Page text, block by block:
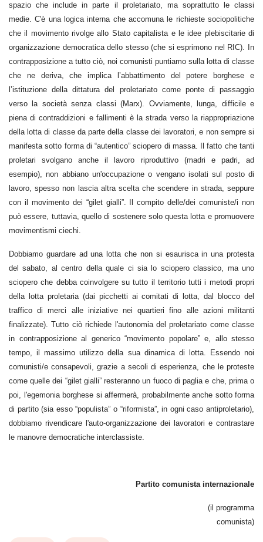
spazio che include in parte il proletariato, ma soprattutto le classi
medie. C'è una logica interna che accomuna le richieste sociopolitiche
che il movimento rivolge allo Stato capitalista e le idee plebiscitarie di
organizzazione democratica dello stesso (che si esprimono nel RIC). In
contrapposizione a tutto ciò, noi comunisti puntiamo sulla lotta di classe
che ne deriva, che implica l’abbattimento del potere borghese e
l’istituzione della dittatura del proletariato come ponte di passaggio
verso la società senza classi (Marx). Ovviamente, lunga, difficile e
piena di contraddizioni e fallimenti è la strada verso la riappropriazione
della lotta di classe da parte della classe dei lavoratori, e non sempre si
manifesta sotto forma di “autentico” sciopero di massa. Il fatto che tanti
proletari svolgano anche il lavoro riproduttivo (madri e padri, ad
esempio), non abbiano un'occupazione o vengano isolati sul posto di
lavoro, spesso non lascia altra scelta che scendere in strada, seppure
con il movimento dei “gilet gialli”. Il compito delle/dei comuniste/i non
può essere, tuttavia, quello di sostenere solo questa lotta e promuovere
movimentismi ciechi.
Dobbiamo guardare ad una lotta che non si esaurisca in una protesta
del sabato, al centro della quale ci sia lo sciopero classico, ma uno
sciopero che debba coinvolgere su tutto il territorio tutti i metodi propri
della lotta proletaria (dai picchetti ai comitati di lotta, dal blocco del
traffico di merci alle iniziative nei quartieri fino alle azioni militanti
finalizzate). Tutto ciò richiede l'autonomia del proletariato come classe
in contrapposizione al generico “movimento popolare” e, allo stesso
tempo, il massimo utilizzo della sua dinamica di lotta. Essendo noi
comunisti/e consapevoli, grazie a secoli di esperienza, che le proteste
come quelle dei “gilet gialli” resteranno un fuoco di paglia e che, prima o
poi, l'egemonia borghese si affermerà, probabilmente anche sotto forma
di partito (sia esso “populista” o “riformista”, in ogni caso antiproletario),
dobbiamo rivendicare l'auto-organizzazione dei lavoratori e contrastare
le manovre democratiche interclassiste.
Partito comunista internazionale
(il programma
comunista)